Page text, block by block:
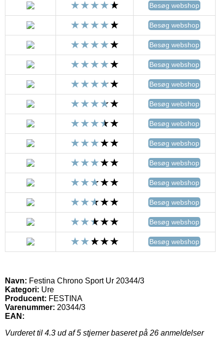
Besøg webshop
Besøg webshop
Besøg webshop
Besøg webshop
Besøg webshop
Besøg webshop
Besøg webshop
Besøg webshop
Besøg webshop
Besøg webshop
Besøg webshop
Besøg webshop
Besøg webshop
Navn: Festina Chrono Sport Ur 20344/3
Kategori: Ure
Producent: FESTINA
Varenummer: 20344/3
EAN:
Vurderet til 4.3 ud af 5 stjerner baseret på 26 anmeldelser